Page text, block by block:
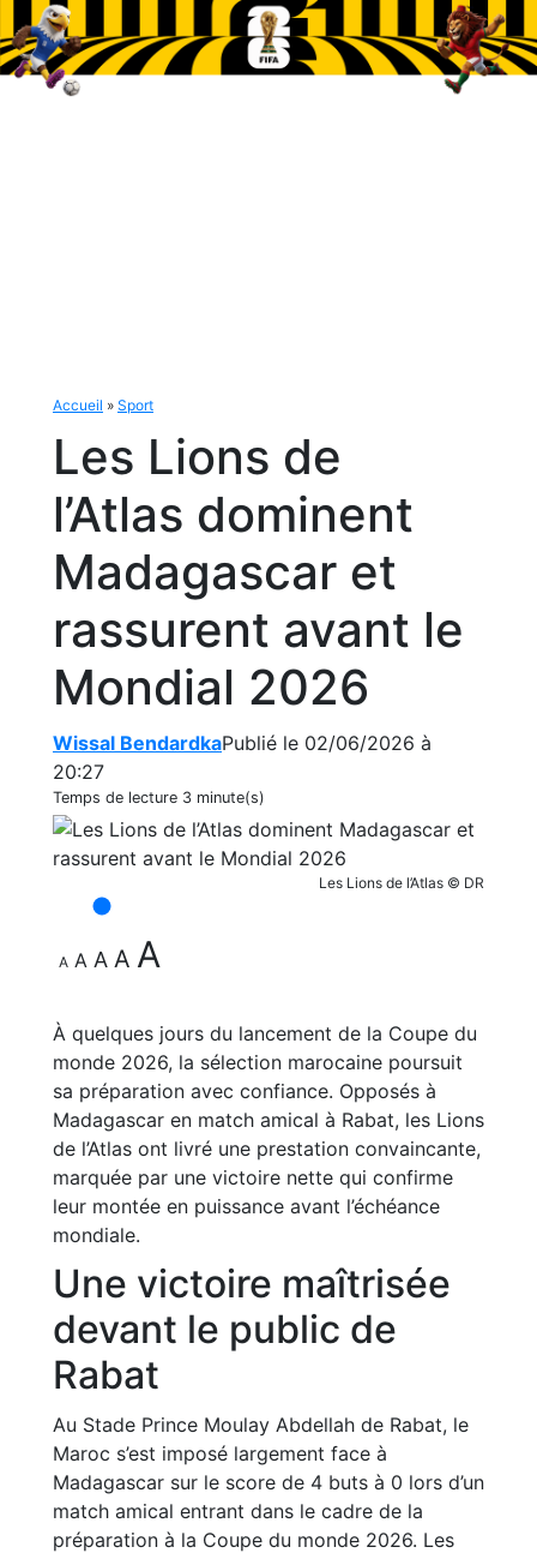
Accueil » Sport
Les Lions de
l’Atlas dominent
Madagascar et
rassurent avant le
Mondial 2026
Wissal BendardkaPublié le 02/06/2026 à
20:27
Temps de lecture 3 minute(s)
Les Lions de l’Atlas © DR
A A A A A
À quelques jours du lancement de la Coupe du
monde 2026, la sélection marocaine poursuit
sa préparation avec confiance. Opposés à
Madagascar en match amical à Rabat, les Lions
de l’Atlas ont livré une prestation convaincante,
marquée par une victoire nette qui confirme
leur montée en puissance avant l’échéance
mondiale.
Une victoire maîtrisée
devant le public de
Rabat
Au Stade Prince Moulay Abdellah de Rabat, le
Maroc s’est imposé largement face à
Madagascar sur le score de 4 buts à 0 lors d’un
match amical entrant dans le cadre de la
préparation à la Coupe du monde 2026. Les